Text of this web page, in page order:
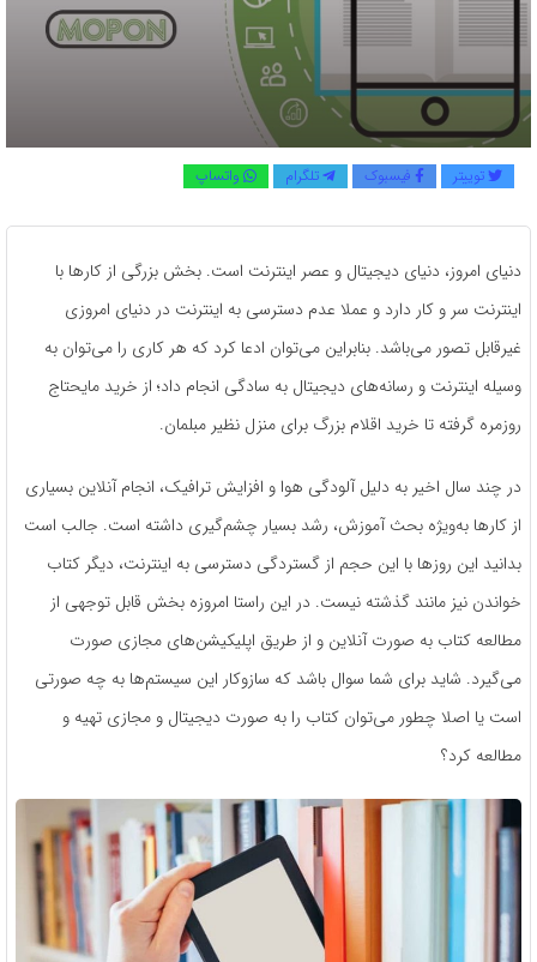
توییتر فیسبوک تلگرام واتساپ
دنیای امروز، دنیای دیجیتال و عصر اینترنت است. بخش بزرگی از کارها با
اینترنت سر و کار دارد و عملا عدم دسترسی به اینترنت در دنیای امروزی
غیرقابل تصور می‌باشد. بنابراین می‌توان ادعا کرد که هر کاری را می‌توان به
وسیله اینترنت و رسانه‌های دیجیتال به سادگی انجام داد؛ از خرید مایحتاج
روزمره گرفته تا خرید اقلام بزرگ برای منزل نظیر مبلمان.
در چند سال اخیر به دلیل آلودگی هوا و افزایش ترافیک، انجام آنلاین بسیاری
از کارها به‌ویژه بحث آموزش، رشد بسیار چشم‌گیری داشته است. جالب است
بدانید این روزها با این حجم از گستردگی دسترسی به اینترنت، دیگر کتاب
خواندن نیز مانند گذشته نیست. در این راستا امروزه بخش قابل توجهی از
مطالعه کتاب به صورت آنلاین و از طریق اپلیکیشن‌های مجازی صورت
می‌گیرد. شاید برای شما سوال باشد که سازوکار این سیستم‌ها به چه صورتی
است یا اصلا چطور می‌توان کتاب را به صورت دیجیتال و مجازی تهیه و
مطالعه کرد؟